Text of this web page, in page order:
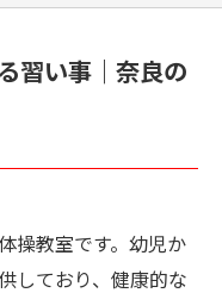
習い事｜奈良の
操教室です。幼児か
しており、健康的な